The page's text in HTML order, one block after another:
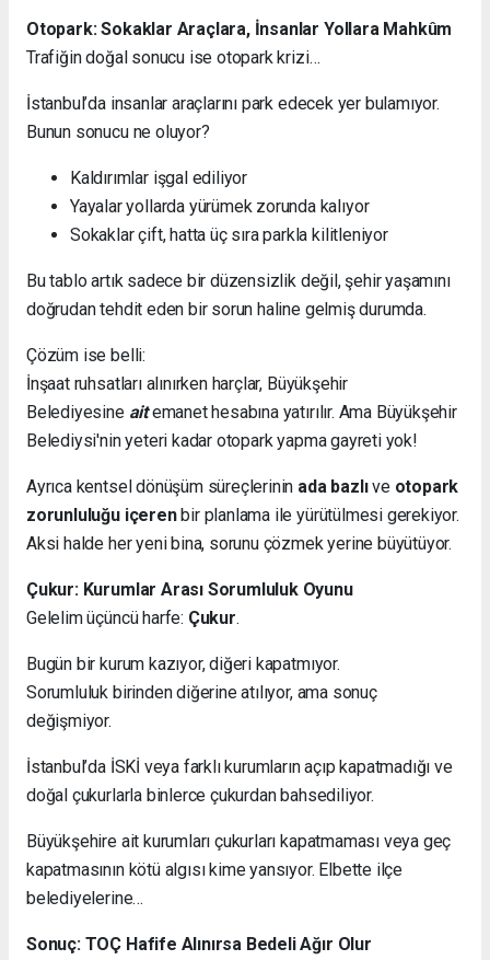
Otopark: Sokaklar Araçlara, İnsanlar Yollara Mahkûm
Trafiğin doğal sonucu ise otopark krizi…
İstanbul’da insanlar araçlarını park edecek yer bulamıyor.
Bunun sonucu ne oluyor?
Kaldırımlar işgal ediliyor
Yayalar yollarda yürümek zorunda kalıyor
Sokaklar çift, hatta üç sıra parkla kilitleniyor
Bu tablo artık sadece bir düzensizlik değil, şehir yaşamını
doğrudan tehdit eden bir sorun haline gelmiş durumda.
Çözüm ise belli:
İnşaat ruhsatları alınırken harçlar, Büyükşehir
Belediyesine aitemanet hesabına yatırılır. Ama Büyükşehir
Belediysi'nin yeteri kadar otopark yapma gayreti yok!
Ayrıca kentsel dönüşüm süreçlerinin ada bazlıve otopark
zorunluluğu içerenbir planlama ile yürütülmesi gerekiyor.
Aksi halde her yeni bina, sorunu çözmek yerine büyütüyor.
Çukur: Kurumlar Arası Sorumluluk Oyunu
Gelelim üçüncü harfe: Çukur.
Bugün bir kurum kazıyor, diğeri kapatmıyor.
Sorumluluk birinden diğerine atılıyor, ama sonuç
değişmiyor.
İstanbul’da İSKİ veya farklı kurumların açıp kapatmadığı ve
doğal çukurlarla binlerce çukurdan bahsediliyor.
Büyükşehire ait kurumları çukurları kapatmaması veya geç
kapatmasının kötü algısı kime yansıyor. Elbette ilçe
belediyelerine…
Sonuç: TOÇ Hafife Alınırsa Bedeli Ağır Olur